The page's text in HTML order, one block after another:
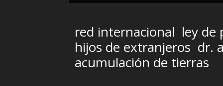
red internacional ley de
hijos de extranjeros dr.
acumulación de tierras